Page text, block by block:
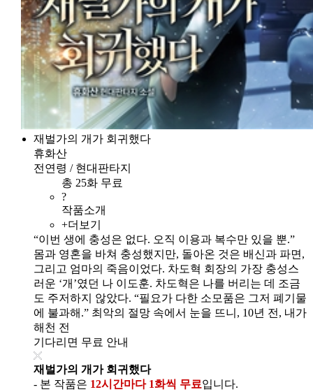
재벌가의 개가 회귀했다
휴화산
전연령 / 현대판타지
총 25화 무료
?
작품소개
+더보기
“이번 생에 충성은 없다. 오직 이용과 복수만 있을 뿐.”
몸과 영혼을 바쳐 충성했지만, 돌아온 것은 배신과 파면,
그리고 엄마의 죽음이었다. 차도혁 회장의 가장 충성스
러운 ‘개’였던 나 이도훈. 차도혁은 나를 버리는 데 조금
도 주저하지 않았다. “필요가 다한 소모품은 그저 폐기물
에 불과해.” 최악의 절망 속에서 눈을 뜨니, 10년 전, 내가
해천 전
기다리면 무료 안내
재벌가의 개가 회귀했다
- 본 작품은 12시간마다 1화씩 무료입니다.